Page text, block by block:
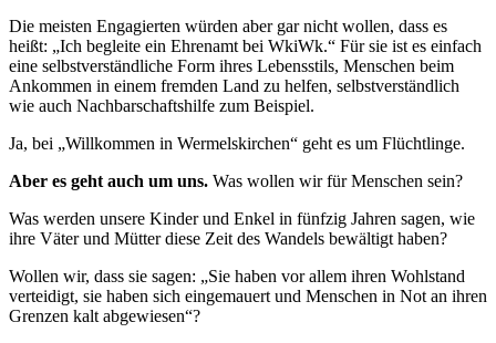
Die meisten Engagierten würden aber gar nicht wollen, dass es
heißt: „Ich begleite ein Ehrenamt bei WkiWk.“ Für sie ist es einfach
eine selbstverständliche Form ihres Lebensstils, Menschen beim
Ankommen in einem fremden Land zu helfen, selbstverständlich
wie auch Nachbarschaftshilfe zum Beispiel.
Ja, bei „Willkommen in Wermelskirchen“ geht es um Flüchtlinge.
Aber es geht auch um uns. Was wollen wir für Menschen sein?
Was werden unsere Kinder und Enkel in fünfzig Jahren sagen, wie
ihre Väter und Mütter diese Zeit des Wandels bewältigt haben?
Wollen wir, dass sie sagen: „Sie haben vor allem ihren Wohlstand
verteidigt, sie haben sich eingemauert und Menschen in Not an ihren
Grenzen kalt abgewiesen“?